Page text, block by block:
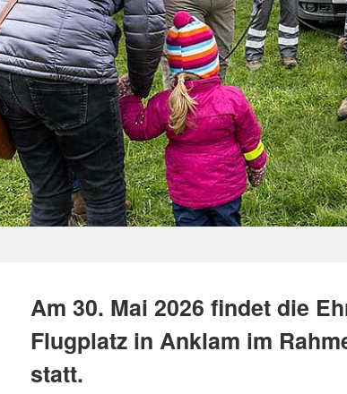
Am 30. Mai 2026 findet die
Flugplatz in Anklam im
statt.